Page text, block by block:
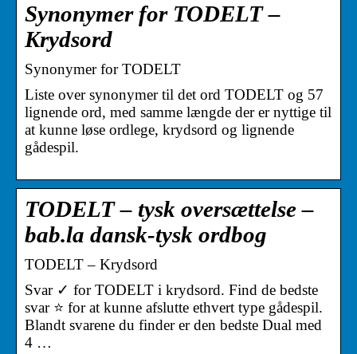
Synonymer for TODELT –
Krydsord
Synonymer for TODELT
Liste over synonymer til det ord TODELT og 57
lignende ord, med samme længde der er nyttige til
at kunne løse ordlege, krydsord og lignende
gådespil.
TODELT – tysk oversættelse –
bab.la dansk-tysk ordbog
TODELT – Krydsord
Svar ✓ for TODELT i krydsord. Find de bedste
svar ⭐ for at kunne afslutte ethvert type gådespil.
Blandt svarene du finder er den bedste Dual med
4 …